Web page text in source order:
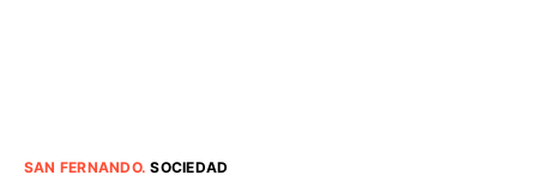
SAN FERNANDO.SOCIEDAD